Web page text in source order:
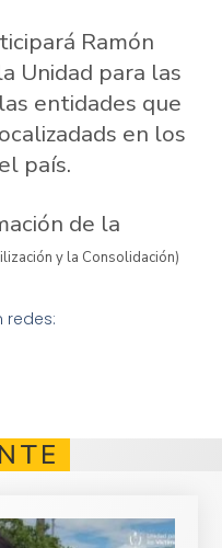
Ramón
Unidad para las
entidades que
en los
país.
de la
y la Consolidación)
redes: